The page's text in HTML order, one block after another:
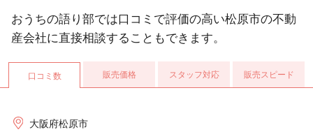
おうちの語り部では口コミで評価の高い松原市の不動
産会社に直接相談することもできます。
口コミ数 販売価格 スタッフ対応 販売スピード
大阪府松原市